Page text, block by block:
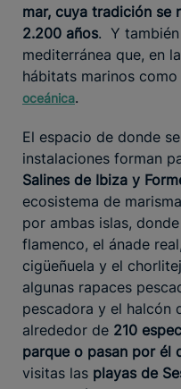
mar, cuya tradición se
2.200 años. Y
mediterránea que, en
hábitats marinos como
oceánica.
El espacio de donde
instalaciones forman
Salines de Ibiza y
ecosistema de
por ambas islas,
flamenco, el ánade
cigüeñuela y el
algunas rapaces
pescadora y el halcón
alrededor de 210
parque o pasan por él
visitas las playas de